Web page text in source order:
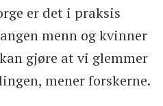
er det i praksis
menn og kvinner
gjøre at vi glemmer
mener forskerne.